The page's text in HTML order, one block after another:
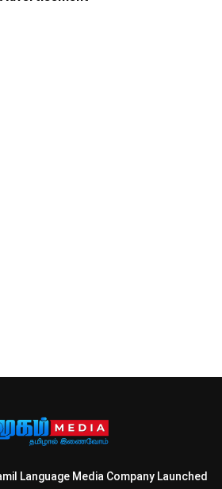
Language Media Company Launched